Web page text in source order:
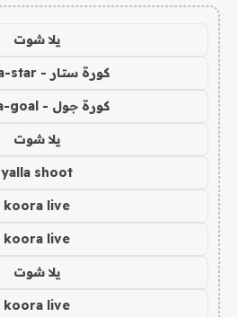
يلا شوت
كورة ستار - koora-star
كورة جول - koora-goal
يلا شوت
yalla shoot
koora live
koora live
يلا شوت
koora live